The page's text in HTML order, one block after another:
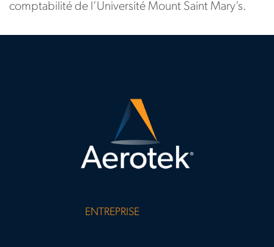
comptabilité de l’Université Mount Saint Mary’s.
ENTREPRISE